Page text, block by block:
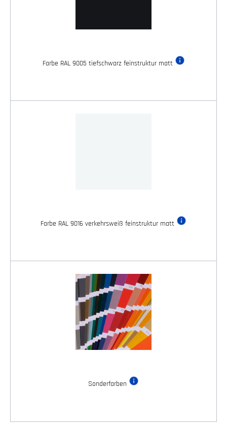
Farbe RAL 9005 tiefschwarz feinstruktur matt
Farbe RAL 9016 verkehrsweiß feinstruktur matt
Sonderfarben